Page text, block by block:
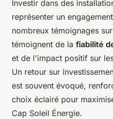
Investir dans des
représenter un
nombreux témoignages
témoignent de la fiabilité
et de l'impact positif sur
Un retour sur
est souvent évoqué,
choix éclairé pour
Cap Soleil Énergie.